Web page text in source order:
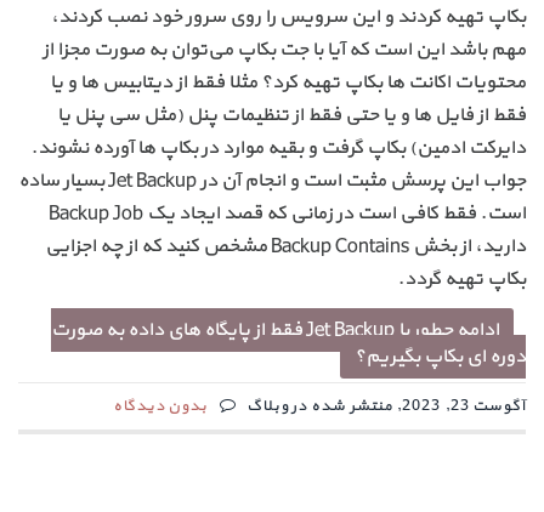
بکاپ تهیه کردند و این سرویس را روی سرور خود نصب کردند،
مهم باشد این است که آیا با جت بکاپ می‌توان به صورت مجزا از
محتویات اکانت ها بکاپ تهیه کرد؟ مثلا فقط از دیتابیس ها و یا
فقط از فایل ها و یا حتی فقط از تنظیمات پنل (مثل سی پنل یا
دایرکت ادمین) بکاپ گرفت و بقیه موارد در بکاپ ها آورده نشوند.
جواب این پرسش مثبت است و انجام آن در Jet Backup بسیار ساده
است. فقط کافی است در زمانی که قصد ایجاد یک Backup Job
دارید، از بخش Backup Contains مشخص کنید که از چه اجزایی
بکاپ تهیه گردد.
ادامه چطور با Jet Backup فقط از پایگاه های داده به صورت
دوره ای بکاپ بگیریم؟
آگوست 23, 2023, منتشر شده در وبلاگ بدون دیدگاه